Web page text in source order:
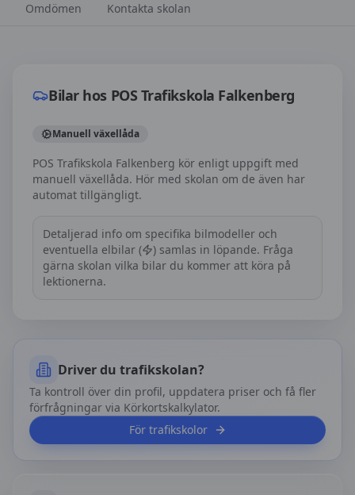
Omdömen Kontakta skolan
Bilar hos POS Trafikskola Falkenberg
Manuell växellåda
POS Trafikskola Falkenberg kör enligt uppgift med
manuell växellåda. Hör med skolan om de även har
automat tillgängligt.
Detaljerad info om specifika bilmodeller och
eventuella elbilar (
) samlas in löpande. Fråga
gärna skolan vilka bilar du kommer att köra på
lektionerna.
Driver du trafikskolan?
Ta kontroll över din profil, uppdatera priser och få fler
förfrågningar via Körkortskalkylator.
För trafikskolor